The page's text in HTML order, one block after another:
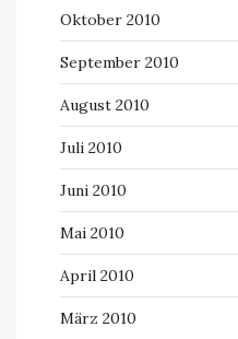
Oktober 2010
September 2010
August 2010
Juli 2010
Juni 2010
Mai 2010
April 2010
März 2010